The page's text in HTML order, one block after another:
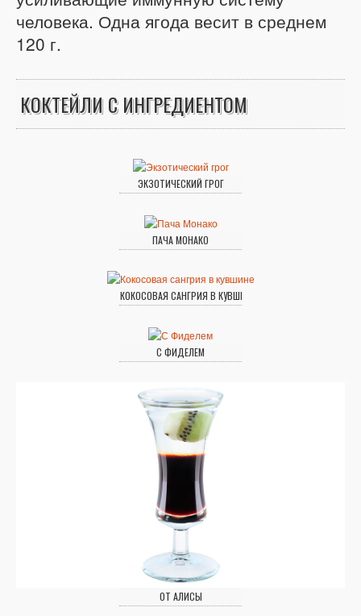
человека. Одна ягода весит в среднем
120 г.
КОКТЕЙЛИ С ИНГРЕДИЕНТОМ
ЭКЗОТИЧЕСКИЙ ГРОГ
ПАЧА МОНАКО
КОКОСОВАЯ САНГРИЯ В КУВШИНЕ
С ФИДЕЛЕМ
ОТ АЛИСЫ